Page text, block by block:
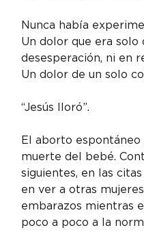
Nunca había
Un dolor que era solo
desesperación, ni en
Un dolor de un solo
“Jesús lloró”.
El aborto
muerte del bebé.
siguientes, en las
en ver a otras
embarazos mientras
poco a poco a la